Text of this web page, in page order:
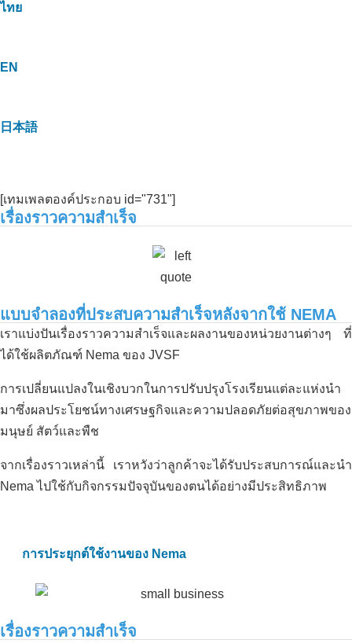
ไทย
EN
日本語
[เทมเพลตองค์ประกอบ id="731"]
เรื่องราวความสำเร็จ
แบบจำลองที่ประสบความสำเร็จหลังจากใช้ NEMA
เราแบ่งปันเรื่องราวความสำเร็จและผลงานของหน่วยงานต่างๆ ที่
ได้ใช้ผลิตภัณฑ์ Nema ของ JVSF
การเปลี่ยนแปลงในเชิงบวกในการปรับปรุงโรงเรียนแต่ละแห่งนำ
มาซึ่งผลประโยชน์ทางเศรษฐกิจและความปลอดภัยต่อสุขภาพของ
มนุษย์ สัตว์และพืช
จากเรื่องราวเหล่านี้ เราหวังว่าลูกค้าจะได้รับประสบการณ์และนำ
Nema ไปใช้กับกิจกรรมปัจจุบันของตนได้อย่างมีประสิทธิภาพ
การประยุกต์ใช้งานของ Nema
เรื่องราวความสำเร็จ